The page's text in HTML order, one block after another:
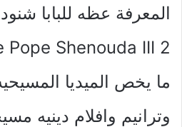
ما يخص الميديا
وترانيم وافلام دينيه